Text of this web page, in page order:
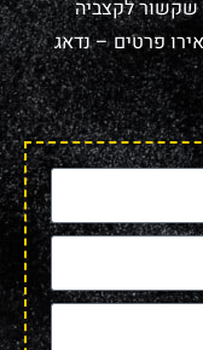
שקשור לקצביה
פרטים – נדאג